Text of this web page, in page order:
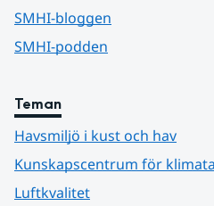
SMHI-bloggen
SMHI-podden
Teman
Havsmiljö i kust och hav
Kunskapscentrum för
Luftkvalitet